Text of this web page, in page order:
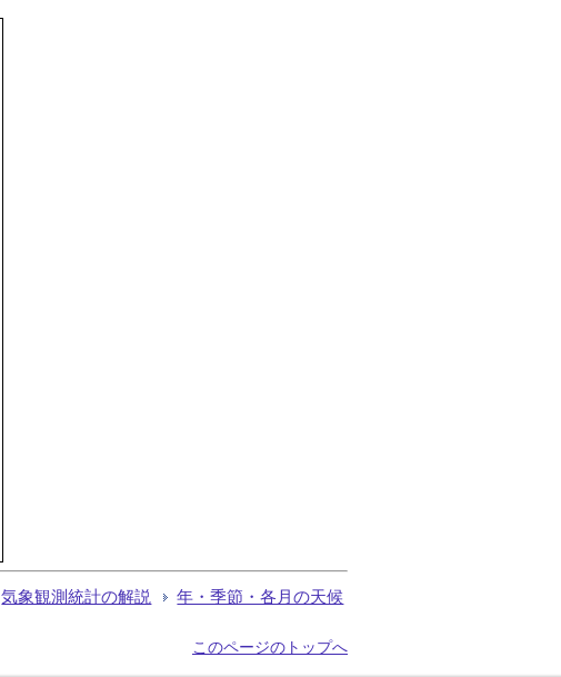
気象観測統計の解説 年・季節・各月の天候
このページのトップへ